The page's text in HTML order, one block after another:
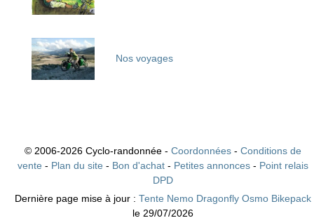
Nos voyages
© 2006-2026 Cyclo-randonnée -Coordonnées -Conditions de
vente - Plan du site - Bon d'achat - Petites annonces - Point relais
DPD
Dernière page mise à jour :Tente Nemo Dragonfly Osmo Bikepack
le 29/07/2026